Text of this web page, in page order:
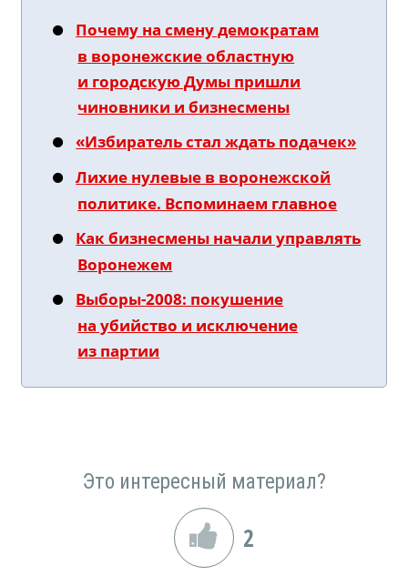
Почему на смену демократам
в воронежские областную
и городскую Думы пришли
чиновники и бизнесмены
«Избиратель стал ждать подачек»
Лихие нулевые в воронежской
политике. Вспоминаем главное
Как бизнесмены начали управлять
Воронежем
Выборы-2008: покушение
на убийство и исключение
из партии
Это интересный материал?
2